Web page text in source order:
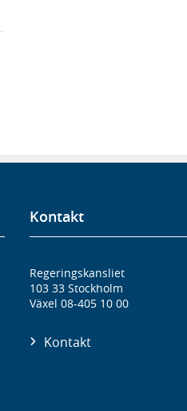
Kontakt
Regeringskansliet
103 33 Stockholm
Växel 08-405 10 00
Kontakt